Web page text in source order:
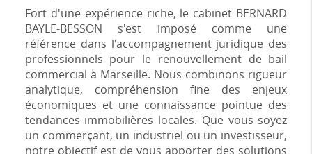
Fort d'une expérience riche, le cabinet BERNARD
BAYLE-BESSON s'est imposé comme une
référence dans l'accompagnement juridique des
professionnels pour le renouvellement de bail
commercial à Marseille. Nous combinons rigueur
analytique, compréhension fine des enjeux
économiques et une connaissance pointue des
tendances immobilières locales. Que vous soyez
un commerçant, un industriel ou un investisseur,
notre objectif est de vous apporter des solutions